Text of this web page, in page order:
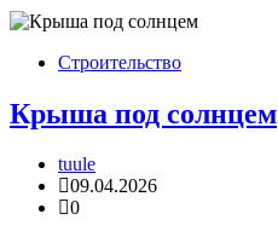
Строительство
Крыша под солнцем
tuule
09.04.2026
0